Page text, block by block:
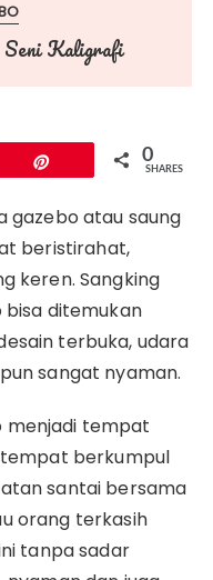
Seni Kaligrafi
0
SHARES
gazebo atau saung
beristirahat,
keren. Sangking
bisa ditemukan
terbuka, udara
sangat nyaman.
menjadi tempat
berkumpul
santai bersama
orang terkasih
tanpa sadar